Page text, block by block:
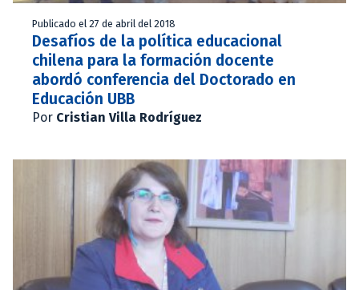
Publicado el 27 de abril del 2018
Desafíos de la política educacional
chilena para la formación docente
abordó conferencia del Doctorado en
Educación UBB
Por Cristian Villa Rodríguez